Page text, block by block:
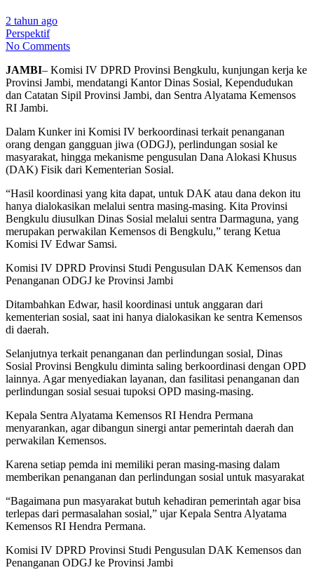
2 tahun ago
Perspektif
No Comments
JAMBI– Komisi IV DPRD Provinsi Bengkulu, kunjungan kerja ke
Provinsi Jambi, mendatangi Kantor Dinas Sosial, Kependudukan
dan Catatan Sipil Provinsi Jambi, dan Sentra Alyatama Kemensos
RI Jambi.
Dalam Kunker ini Komisi IV berkoordinasi terkait penanganan
orang dengan gangguan jiwa (ODGJ), perlindungan sosial ke
masyarakat, hingga mekanisme pengusulan Dana Alokasi Khusus
(DAK) Fisik dari Kementerian Sosial.
“Hasil koordinasi yang kita dapat, untuk DAK atau dana dekon itu
hanya dialokasikan melalui sentra masing-masing. Kita Provinsi
Bengkulu diusulkan Dinas Sosial melalui sentra Darmaguna, yang
merupakan perwakilan Kemensos di Bengkulu,” terang Ketua
Komisi IV Edwar Samsi.
Komisi IV DPRD Provinsi Studi Pengusulan DAK Kemensos dan
Penanganan ODGJ ke Provinsi Jambi
Ditambahkan Edwar, hasil koordinasi untuk anggaran dari
kementerian sosial, saat ini hanya dialokasikan ke sentra Kemensos
di daerah.
Selanjutnya terkait penanganan dan perlindungan sosial, Dinas
Sosial Provinsi Bengkulu diminta saling berkoordinasi dengan OPD
lainnya. Agar menyediakan layanan, dan fasilitasi penanganan dan
perlindungan sosial sesuai tupoksi OPD masing-masing.
Kepala Sentra Alyatama Kemensos RI Hendra Permana
menyarankan, agar dibangun sinergi antar pemerintah daerah dan
perwakilan Kemensos.
Karena setiap pemda ini memiliki peran masing-masing dalam
memberikan penanganan dan perlindungan sosial untuk masyarakat
“Bagaimana pun masyarakat butuh kehadiran pemerintah agar bisa
terlepas dari permasalahan sosial,” ujar Kepala Sentra Alyatama
Kemensos RI Hendra Permana.
Komisi IV DPRD Provinsi Studi Pengusulan DAK Kemensos dan
Penanganan ODGJ ke Provinsi Jambi